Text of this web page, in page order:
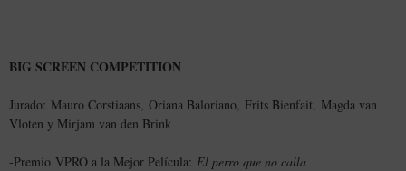
BIG SCREEN COMPETITION
Jurado: Mauro Corstiaans, Oriana Baloriano, Frits Bienfait, Magda van
Vloten y Mirjam van den Brink
-Premio VPRO a la Mejor Película: El perro que no calla